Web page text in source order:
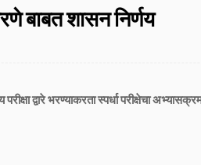
बाबत शासन निर्णय
द्वारे भरण्याकरता स्पर्धा परीक्षेचा